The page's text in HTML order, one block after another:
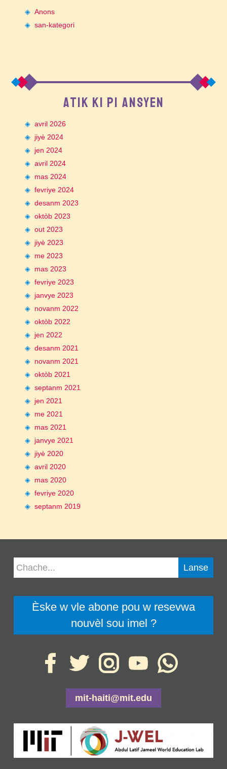
Anons
san-kategori
ATIK KI PI ANSYEN
avril 2026
jiyè 2024
jen 2024
avril 2024
mas 2024
fevriye 2024
desanm 2023
oktòb 2023
out 2023
jiyè 2023
me 2023
mas 2023
fevriye 2023
janvye 2023
novanm 2022
oktòb 2022
jen 2022
desanm 2021
novanm 2021
oktòb 2021
septanm 2021
jen 2021
me 2021
mas 2021
janvye 2021
jiyè 2020
avril 2020
mas 2020
fevriye 2020
septanm 2019
Èske w vle abone pou w resevwa
nouvèl sou imel ?
mit-haiti@mit.edu